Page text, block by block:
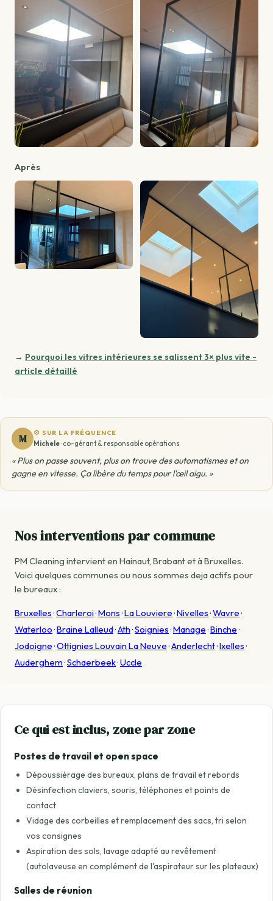
Après
→ Pourquoi les vitres intérieures se salissent 3× plus vite -
article détaillé
M
⚙️ SUR LA FRÉQUENCE
Michele· co-gérant & responsable opérations
« Plus on passe souvent, plus on trouve des automatismes et on
gagne en vitesse. Ça libère du temps pour l'œil aigu. »
Nos interventions par commune
PM Cleaning intervient en Hainaut, Brabant et à Bruxelles.
Voici quelques communes ou nous sommes deja actifs pour
le bureaux :
Bruxelles·Charleroi·Mons·La Louviere·Nivelles·Wavre·
Waterloo·Braine Lalleud·Ath·Soignies·Manage·Binche·
Jodoigne·Ottignies Louvain La Neuve·Anderlecht·Ixelles·
Auderghem·Schaerbeek·Uccle
Ce qui est inclus, zone par zone
Postes de travail et open space
Dépoussiérage des bureaux, plans de travail et rebords
Désinfection claviers, souris, téléphones et points de
contact
Vidage des corbeilles et remplacement des sacs, tri selon
vos consignes
Aspiration des sols, lavage adapté au revêtement
(autolaveuse en complément de l'aspirateur sur les plateaux)
Salles de réunion